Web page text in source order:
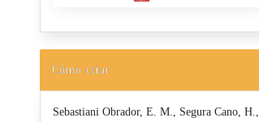
Cómo citar
Sebastiani Obrador, E. M., Segura Cano, H.,